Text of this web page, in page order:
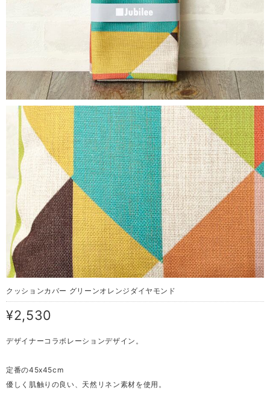
クッションカバー グリーンオレンジダイヤモンド
¥2,530
デザイナーコラボレーションデザイン。
定番の45x45cm
優しく肌触りの良い、天然リネン素材を使用。